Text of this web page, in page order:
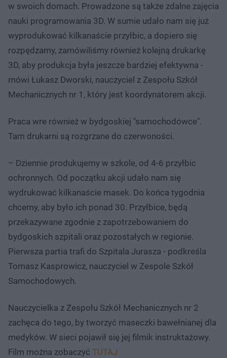
w swoich domach. Prowadzone są także zdalne zajęcia
nauki programowania 3D. W sumie udało nam się już
wyprodukować kilkanaście przyłbic, a dopiero się
rozpędzamy, zamówiliśmy również kolejną drukarkę
3D, aby produkcja była jeszcze bardziej efektywna -
mówi Łukasz Dworski, nauczyciel z Zespołu Szkół
Mechanicznych nr 1, który jest koordynatorem akcji.
Praca wre również w bydgoskiej "samochodówce".
Tam drukarni są rozgrzane do czerwoności.
– Dziennie produkujemy w szkole, od 4-6 przyłbic
ochronnych. Od początku akcji udało nam się
wydrukować kilkanaście masek. Do końca tygodnia
chcemy, aby było ich ponad 30. Przyłbice, będą
przekazywane zgodnie z zapotrzebowaniem do
bydgoskich szpitali oraz pozostałych w regionie.
Pierwsza partia trafi do Szpitala Jurasza - podkreśla
Tomasz Kasprowicz, nauczyciel w Zespole Szkół
Samochodowych.
Nauczycielka z Zespołu Szkół Mechanicznych nr 2
zachęca do tego, by tworzyć maseczki bawełnianej dla
medyków. W sieci pojawił się jej filmik instruktażowy.
Film można zobaczyć TUTAJ